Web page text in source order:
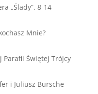
„Ślady”. 8-14
Mnie?
Parafii Świętej Trójcy
i Juliusz Bursche